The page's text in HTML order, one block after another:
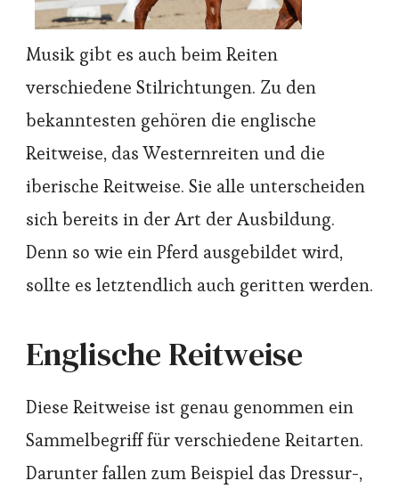
Musik gibt es auch beim Reiten
verschiedene Stilrichtungen. Zu den
bekanntesten gehören die englische
Reitweise, das Westernreiten und die
iberische Reitweise. Sie alle unterscheiden
sich bereits in der Art der Ausbildung.
Denn so wie ein Pferd ausgebildet wird,
sollte es letztendlich auch geritten werden.
Englische Reitweise
Diese Reitweise ist genau genommen ein
Sammelbegriff für verschiedene Reitarten.
Darunter fallen zum Beispiel das Dressur-,